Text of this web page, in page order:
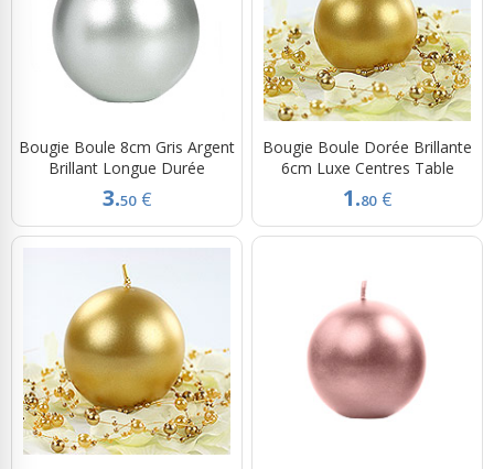
Bougie Boule 8cm Gris Argent
Brillant Longue Durée
3.50 €
Bougie Boule Dorée Brillante
6cm Luxe Centres Table
1.80 €